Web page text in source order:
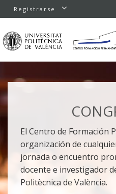
Registrarse
El Centro de Formación
organización de
jornada o encuentro
docente e investigador
Politècnica de València.